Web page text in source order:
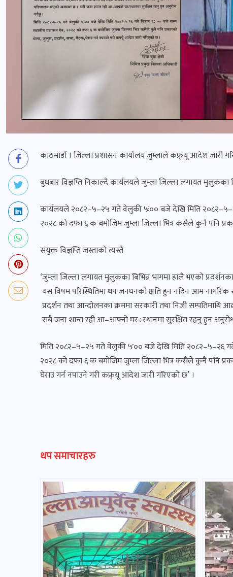
काठमाडौं । जिल्ला प्रशासन कार्यालय जुम्लाले कफ्र्यू आदेश जारी
बुधबार विज्ञप्ति निकाल्दै कार्यलयले जुम्ला जिल्ला लगायत
कार्यलयले २०८२–५–२५ गते वेलुकी ५ः०० बजे देखि मिति
२०२८ को दफा ६ क बमोजिम जुम्ला जिल्ला भित्र कसैले कुनै पनि
संयुक्त विज्ञप्ति जस्ताको त्यस्तै
‘जुम्ला जिल्ला लगायत मुलुकका बिभिन्न भागमा हालै भएको
यस विषम परिस्थितिमा थप जनधनको क्षति हुन नदिन आम
प्रदर्शन तथा आन्दोलनका क्रममा सरकारी तथा निजी
सबै जना शान्त रही आ–आफ्नो घर÷स्थानमा सुरक्षित रहनु हुन
मिति २०८२–५–२५ गते वेलुकी ५ः०० बजे देखि मिति २०८२–५–२६
२०२८ को दफा ६ क बमोजिम जुम्ला जिल्ला भित्र कसैले कुनै पनि
घेराउ गर्न नपाउने गरी कफ्र्यू आदेश जारी गरिएको छ’ ।
थप समाचारहरु